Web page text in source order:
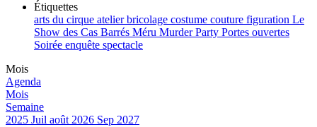
Étiquettes
arts du cirque atelierbricolage costume couture figuration Le
Show des Cas Barrés Méru Murder Party Portes ouvertes
Soirée enquête spectacle
Mois
Agenda
Mois
Semaine
2025 Juil août 2026 Sep 2027